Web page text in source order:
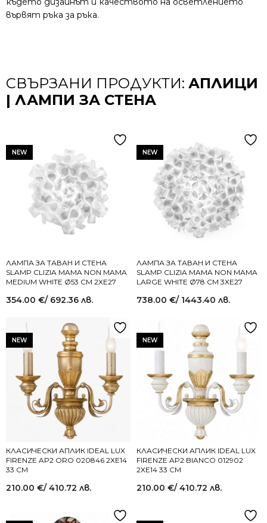
вървят ръка за ръка.
СВЪРЗАНИ ПРОДУКТИ: АПЛИЦИ
| ЛАМПИ ЗА СТЕНА
NEW
ЛАМПА ЗА ТАВАН И СТЕНА
SLAMP CLIZIA MAMA NON MAMA
MEDIUM WHITE Ø53 СМ 2XE27
354.00 €/ 692.36 лв.
NEW
ЛАМПА ЗА ТАВАН И СТЕНА
SLAMP CLIZIA MAMA NON MAMA
LARGE WHITE Ø78 СМ 3XE27
738.00 €/ 1443.40 лв.
NEW
КЛАСИЧЕСКИ АПЛИК IDEAL LUX
FIRENZE AP2 ORO 020846 2XE14
33 СМ
210.00 €/ 410.72 лв.
NEW
КЛАСИЧЕСКИ АПЛИК IDEAL LUX
FIRENZE AP2 BIANCO 012902
2XE14 33 СМ
210.00 €/ 410.72 лв.